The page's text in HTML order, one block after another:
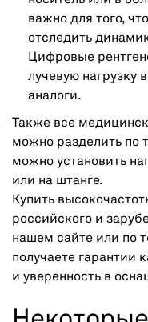
важно для того,
отследить
Цифровые
лучевую нагрузку
аналоги.
Также все
можно разделить по
можно установить
или на штанге.
Купить
российского и
нашем сайте или по
получаете гарантии
и уверенность в